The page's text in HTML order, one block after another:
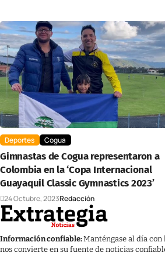
Deportes Cogua
Gimnastas de Cogua representaron a
Colombia en la ‘Copa Internacional
Guayaquil Classic Gymnastics 2023’
24 Octubre, 2023Redacción
Información confiable:Manténgase al día
nos convierte en su fuente de noticias